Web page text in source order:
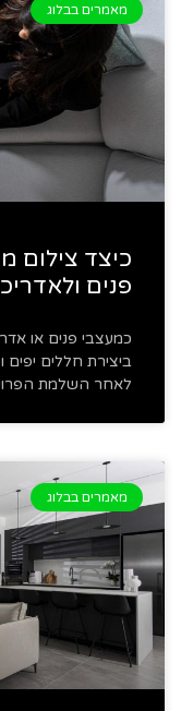
מאמרים בבלוג
כיצד צילום
פנים
כמעצבי פנים או
ביצירת חללים יפים
לאחר השלמת
מאמרים בבלוג